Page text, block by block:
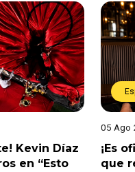
Kevin Díaz
en “Esto
05 Ago
¡Es
que